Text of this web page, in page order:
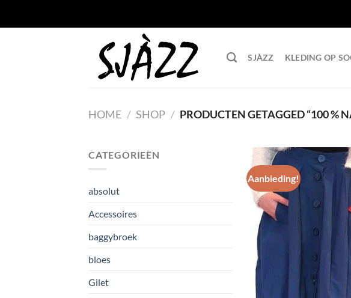
SJÀZZ KLEDING OP
HOME / SHOP / PRODUCTEN GETAGGED “100 %
CATEGORIEËN
absolut
Accessoires
baggybroek
bloes
Gilet
Aanbieding!